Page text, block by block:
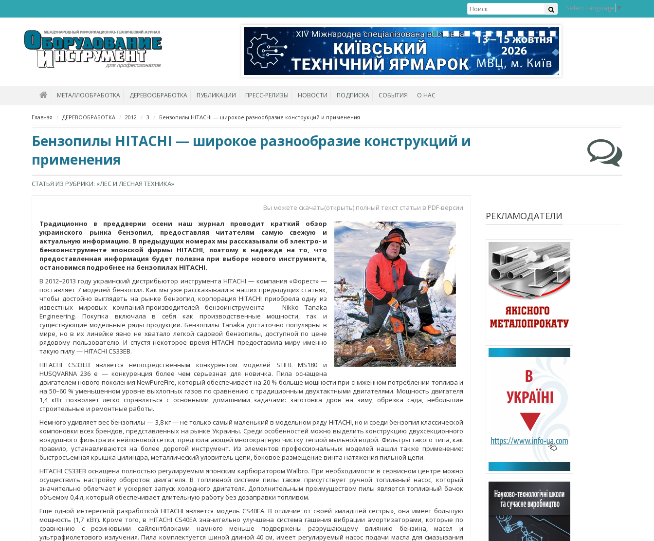
Select Language ▼
МЕТАЛЛООБРАБОТКА ДЕРЕВООБРАБОТКА ПУБЛИКАЦИИ ПРЕСС-РЕЛИЗЫ НОВОСТИ ПОДПИСКА СОБЫТИЯ О НАС
Главная ДЕРЕВООБРАБОТКА 2012 3 Бензопилы HITACHI — широкое разнообразие конструкций и применения
Бензопилы HITACHI — широкое разнообразие конструкций и
применения
СТАТЬЯ ИЗ РУБРИКИ: «ЛЕС И ЛЕСНАЯ ТЕХНИКА»
Вы можете скачать(открыть) полный текст статьи в PDF-версии
Традиционно в преддверии осени наш журнал проводит краткий обзор
украинского рынка бензопил, предоставляя читателям самую свежую и
актуальную информацию. В предыдущих номерах мы рассказывали об электро- и
бензоинструменте японской фирмы HITACHI, поэтому в надежде на то, что
предоставленная информация будет полезна при выборе нового инструмента,
остановимся подробнее на бензопилах HITACHI.
В 2012–2013 году украинский дистрибьютор инструмента HITACHI — компания «Форест» —
поставляет 7 моделей бензопил. Как мы уже рассказывали в наших предыдущих статьях,
чтобы достойно выглядеть на рынке бензопил, корпорация HITACHI приобрела одну из
известных мировых компаний-производителей бензоинструмента — Nikko Tanaka
Engineering. Покупка включала в себя как производственные мощности, так и
существующие модельные ряды продукции. Бензопилы Tanaka достаточно популярны в
мире, но в их линейке явно не хватало легкой садовой бензопилы, доступной по цене
рядовому пользователю. И спустя некоторое время HITACHI предоставила миру именно
такую пилу — HITACHI CS33EB.
HITACHI CS33EB является непосредственным конкурентом моделей STIHL MS180 и
HUSQVARNA 236 e — конкуренция более чем серьезная для новичка. Пила оснащена
двигателем нового поколения NewPureFire, который обеспечивает на 20 % больше мощности при сниженном потреблении топлива и
на 50–60 % уменьшенном уровне выхлопных газов по сравнению с традиционным двухтактными двигателями. Мощность двигателя
1,4 кВт позволяет легко справляться с основными домашними задачами: заготовка дров на зиму, обрезка сада, небольшие
строительные и ремонтные работы.
Немного удивляет вес бензопилы — 3,8 кг — не только самый маленький в модельном ряду HITACHI, но и среди бензопил классической
компоновки всех брендов, представленных на рынке Украины. Среди особенностей можно выделить конструкцию двухсекционного
воздушного фильтра из нейлоновой сетки, предполагающей многократную чистку теплой мыльной водой. Фильтры такого типа, как
правило, устанавливаются на более дорогой инструмент. Из элементов профессиональных моделей нашли также применение:
быстросъемная крышка цилиндра, металлический уловитель цепи, боковое размещение винта натяжения пильной цепи.
HITACHI CS33EB оснащена полностью регулируемым японским карбюратором Walbro. При необходимости в сервисном центре можно
осуществить настройку оборотов двигателя. В топливной системе пилы также присутствует ручной топливный насос, который
значительно облегчает и ускоряет запуск холодного двигателя. Дополнительным преимуществом пилы является топливный бачок
объемом 0,4 л, который обеспечивает длительную работу без дозаправки топливом.
Еще одной интересной разработкой HITACHI является модель CS40EA. В отличие от своей «младшей сестры», она имеет большую
мощность (1,7 кВт). Кроме того, в HITACHI CS40EA значительно улучшена система гашения вибрации амортизаторами, которые по
сравнению с резиновыми сайлентблоками намного меньше подвержены разрушающему влиянию бензина, масел и
ультрафиолетового излучения. Пила комплектуется шиной длиной 40 см, имеет регулируемый насос подачи масла для смазывания
РЕКЛАМОДАТЕЛИ